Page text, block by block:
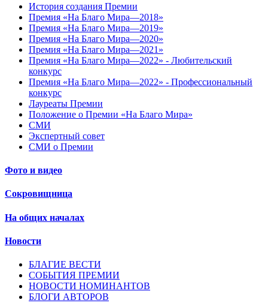
История создания Премии
Премия «На Благо Мира—2018»
Премия «На Благо Мира—2019»
Премия «На Благо Мира—2020»
Премия «На Благо Мира—2021»
Премия «На Благо Мира—2022» - Любительский
конкурс
Премия «На Благо Мира—2022» - Профессиональный
конкурс
Лауреаты Премии
Положение о Премии «На Благо Мира»
СМИ
Экспертный совет
СМИ о Премии
Фото и видео
Сокровищница
На общих началах
Новости
БЛАГИЕ ВЕСТИ
СОБЫТИЯ ПРЕМИИ
НОВОСТИ НОМИНАНТОВ
БЛОГИ АВТОРОВ